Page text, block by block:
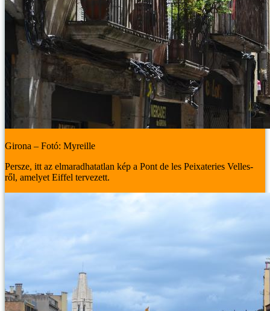
Girona – Fotó: Myreille
Persze, itt az elmaradhatatlan kép a Pont de les Peixateries Velles-
ről, amelyet Eiffel tervezett.